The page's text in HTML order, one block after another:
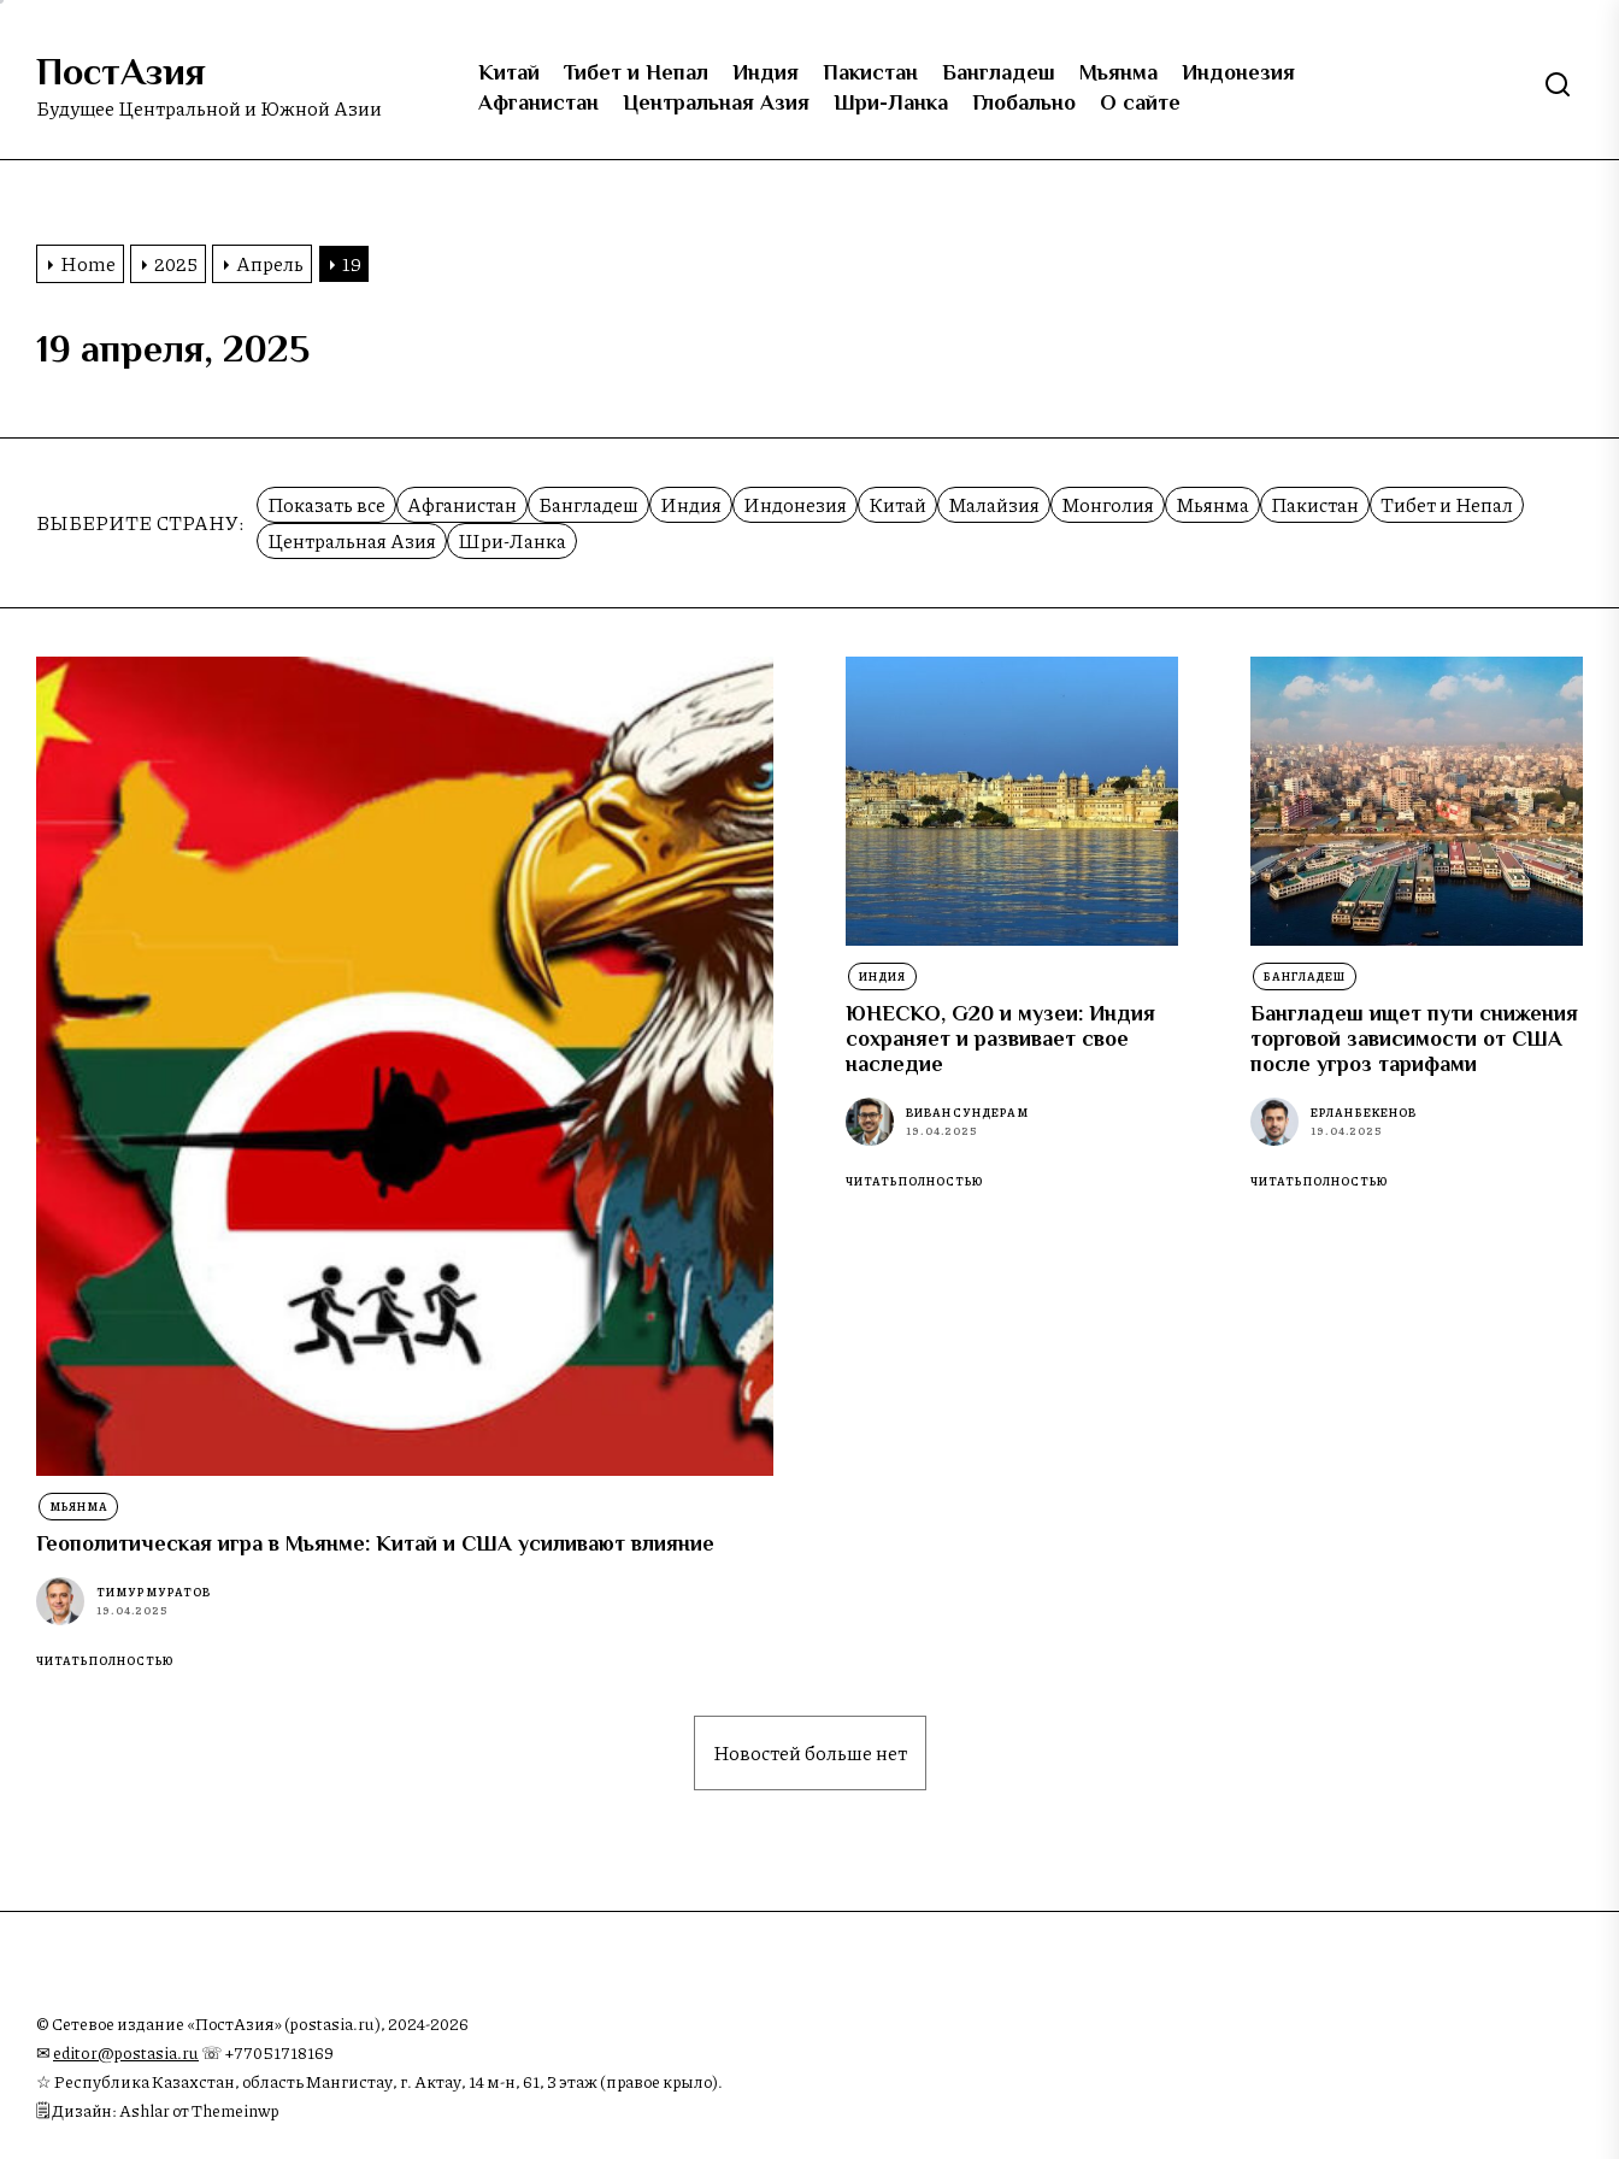
Skip
content
ПостАзия
Будущее Центральной и Южной Азии
Китай Тибет и Непал Индия Пакистан Бангладеш Мьянма
Индонезия
Афганистан
Центральная Азия Шри-Ланка Глобально О сайте
Home 2025 Апрель 19
19 апреля, 2025
ВЫБЕРИТЕ СТРАНУ:
Показать все Афганистан Бангладеш Индия Индонезия Китай Малайзия Монголия Мьянма Пакистан
Тибет и Непал
Центральная Азия
Шри-Ланка
МЬЯНМА
Геополитическая игра в Мьянме: Китай и США усиливают влияние
ТИМУР МУРАТОВ
19.04.2025
ЧИТАТЬ ПОЛНОСТЬЮ
ИНДИЯ
ЮНЕСКО, G20 и музеи: Индия
сохраняет и развивает свое
наследие
ВИВАН СУНДЕРАМ
19.04.2025
ЧИТАТЬ ПОЛНОСТЬЮ
БАНГЛАДЕШ
Бангладеш ищет пути снижения
торговой зависимости от США
после угроз тарифами
ЕРЛАН БЕКЕНОВ
19.04.2025
ЧИТАТЬ ПОЛНОСТЬЮ
Новостей больше нет
© Сетевое издание «ПостАзия» (postasia.ru), 2024-2026
✉︎editor@postasia.ru ☏ +77051718169
☆ Республика Казахстан, область Мангистау, г. Актау, 14 м-н, 61, 3 этаж (правое крыло).
🗒 Дизайн: Ashlar от Themeinwp